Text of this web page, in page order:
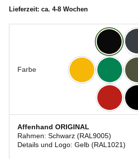
Kundenbewertung
Lieferzeit: ca. 4-8 Wochen
Farbe
Affenhand ORIGINAL
Rahmen: Schwarz (RAL9005)
Details und Logo: Gelb (RAL1021)